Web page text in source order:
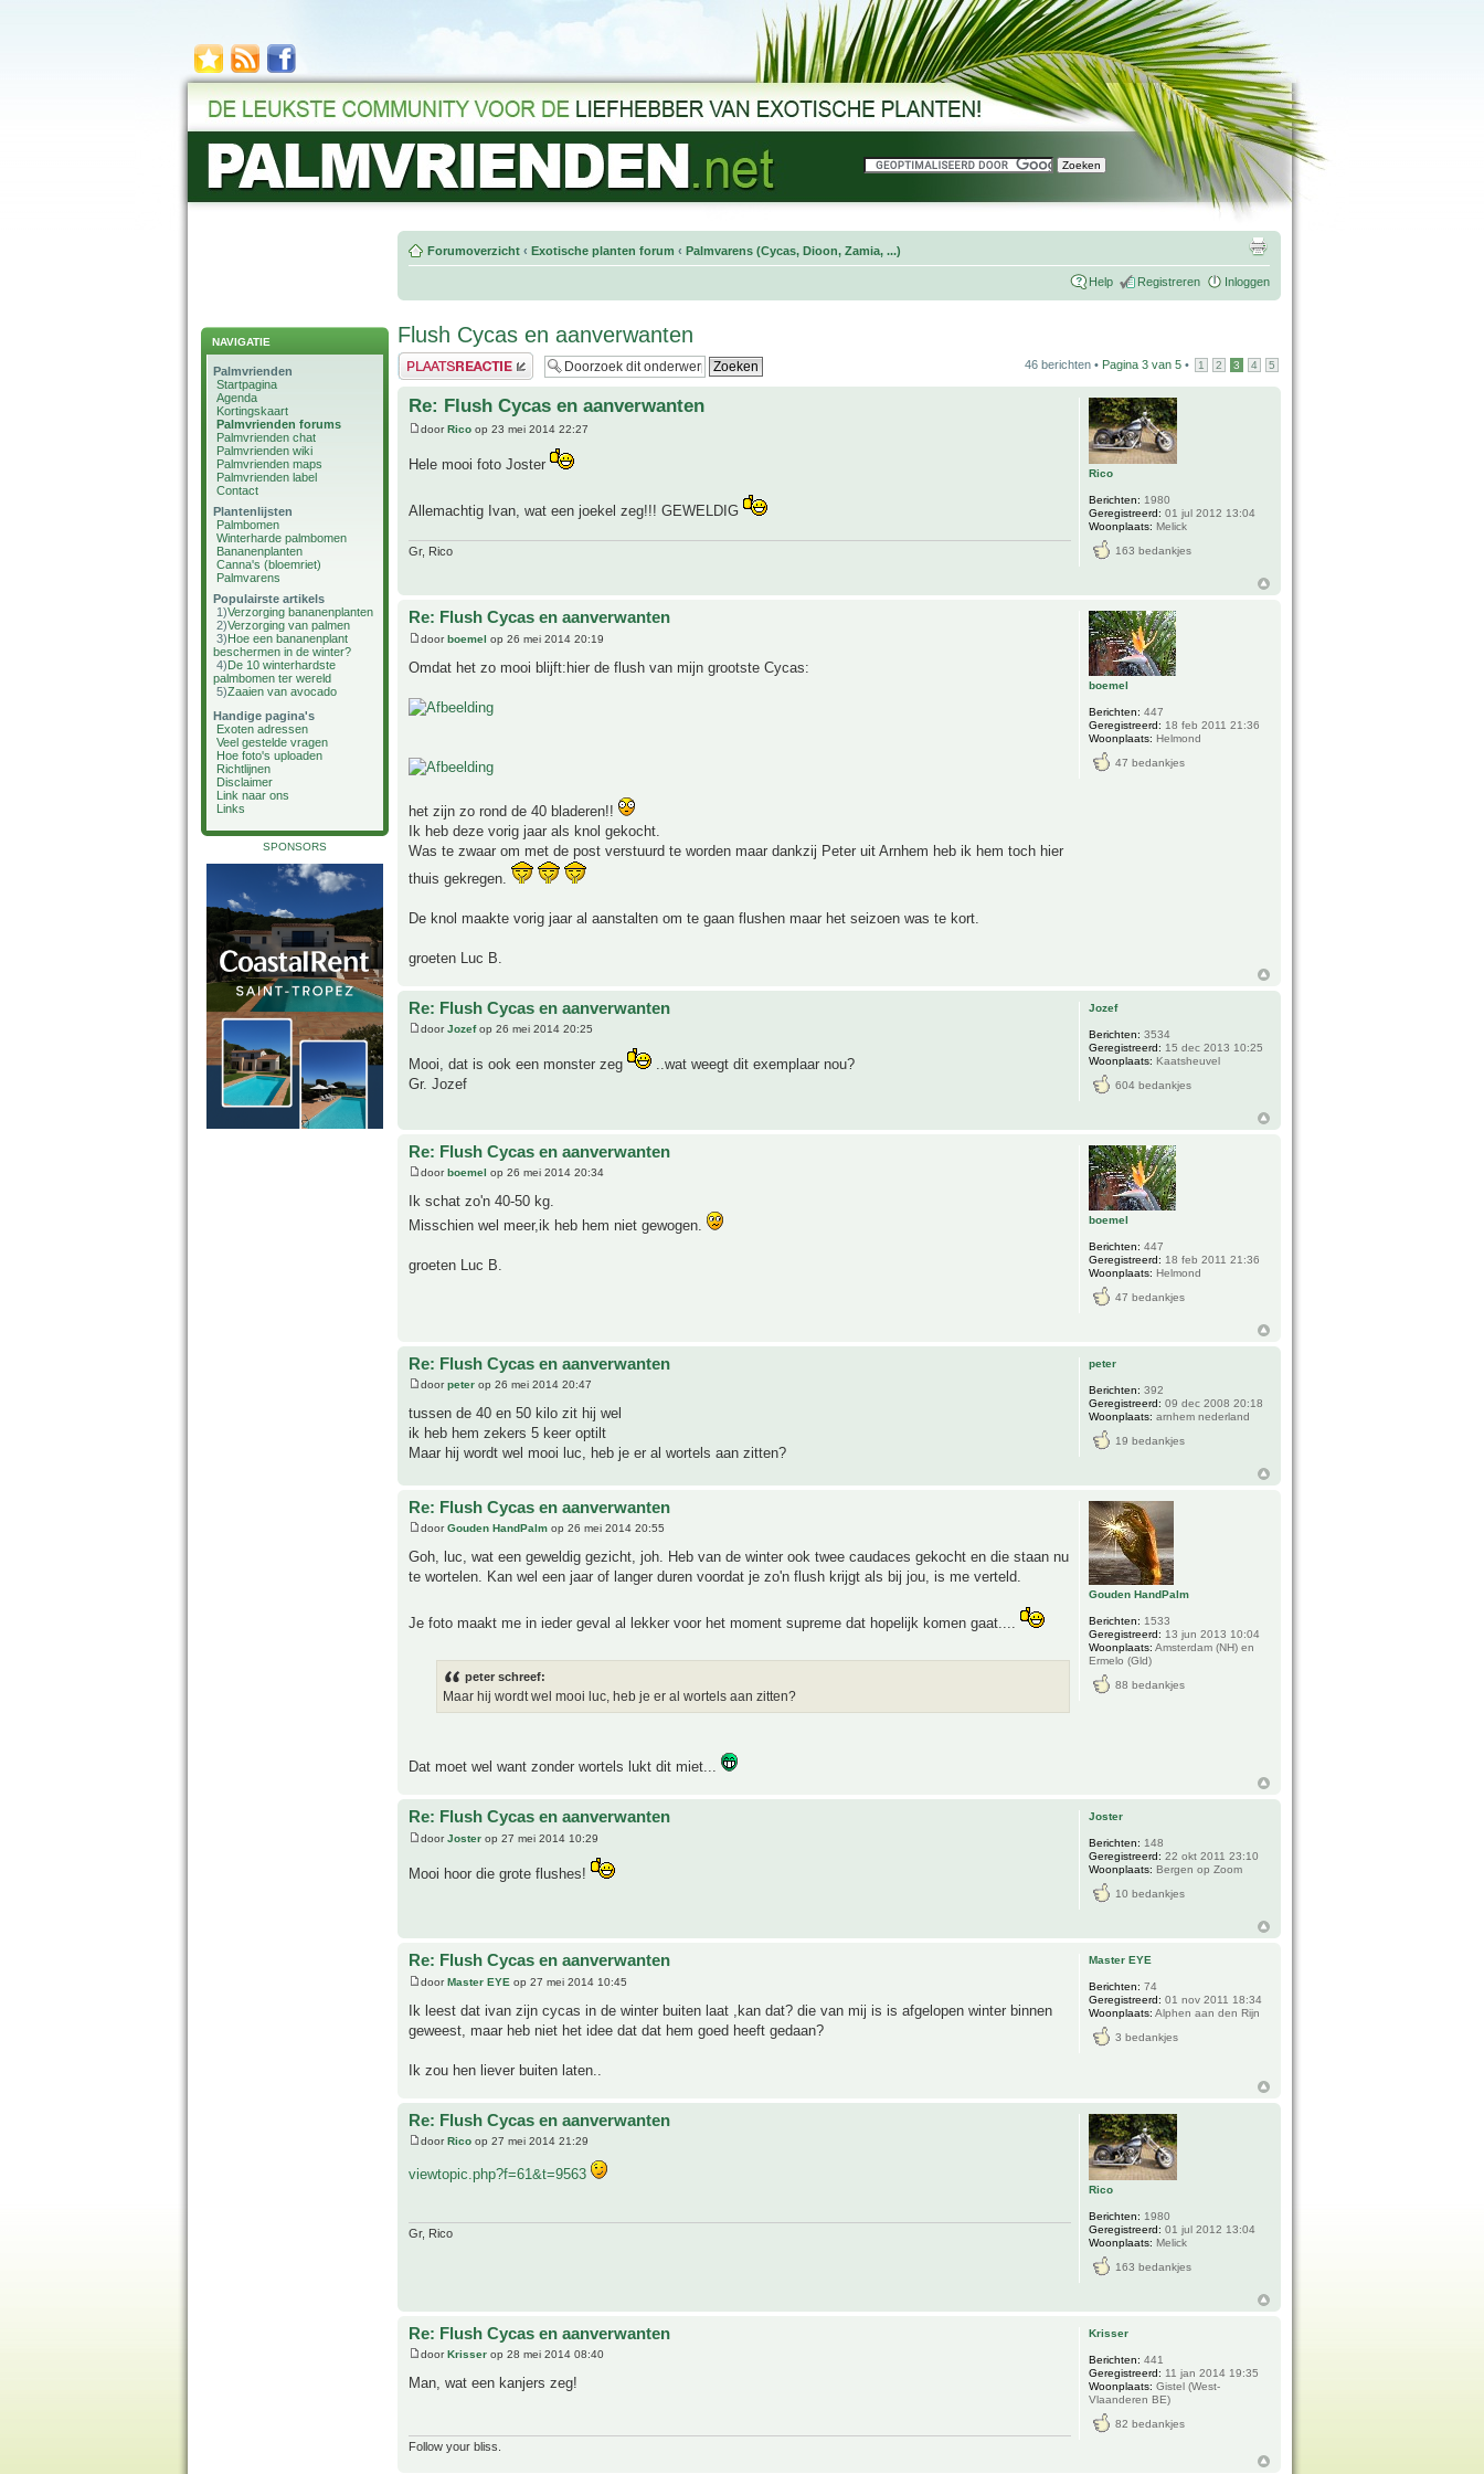
NAVIGATIE
Palmvrienden
Startpagina
Agenda
Kortingskaart
Palmvrienden forums
Palmvrienden chat
Palmvrienden wiki
Palmvrienden maps
Palmvrienden label
Contact
Plantenlijsten
Palmbomen
Winterharde palmbomen
Bananenplanten
Canna's (bloemriet)
Palmvarens
Populairste artikels
1)Verzorging bananenplanten
2)Verzorging van palmen
3)Hoe een bananenplant
beschermen in de winter?
4)De 10 winterhardste
palmbomen ter wereld
5)Zaaien van avocado
Handige pagina's
Exoten adressen
Veel gestelde vragen
Hoe foto's uploaden
Richtlijnen
Disclaimer
Link naar ons
Links
SPONSORS
Forumoverzicht ‹ Exotische planten forum ‹ Palmvarens (Cycas, Dioon, Zamia, ...)
Help Registreren Inloggen
Flush Cycas en aanverwanten
Plaats een reactie 46 berichten • Pagina 3 van 5 • 1 2 3 4 5
Re: Flush Cycas en aanverwanten
doorRico op 23 mei 2014 22:27
Hele mooi foto Joster
Allemachtig Ivan, wat een joekel zeg!!! GEWELDIG
Gr, Rico
Rico
Berichten: 1980
Geregistreerd: 01 jul 2012 13:04
Woonplaats: Melick
163 bedankjes
Re: Flush Cycas en aanverwanten
doorboemel op 26 mei 2014 20:19
Omdat het zo mooi blijft:hier de flush van mijn grootste Cycas:
het zijn zo rond de 40 bladeren!!
Ik heb deze vorig jaar als knol gekocht.
Was te zwaar om met de post verstuurd te worden maar dankzij Peter uit Arnhem heb ik hem toch hier
thuis gekregen.
De knol maakte vorig jaar al aanstalten om te gaan flushen maar het seizoen was te kort.
groeten Luc B.
boemel
Berichten: 447
Geregistreerd: 18 feb 2011 21:36
Woonplaats: Helmond
47 bedankjes
Re: Flush Cycas en aanverwanten
doorJozefop 26 mei 2014 20:25
Mooi, dat is ook een monster zeg
..wat weegt dit exemplaar nou?
Gr. Jozef
Jozef
Berichten: 3534
Geregistreerd: 15 dec 2013 10:25
Woonplaats: Kaatsheuvel
604 bedankjes
Re: Flush Cycas en aanverwanten
doorboemel op 26 mei 2014 20:34
Ik schat zo'n 40-50 kg.
Misschien wel meer,ik heb hem niet gewogen.
groeten Luc B.
boemel
Berichten: 447
Geregistreerd: 18 feb 2011 21:36
Woonplaats: Helmond
47 bedankjes
Re: Flush Cycas en aanverwanten
doorpeter op 26 mei 2014 20:47
tussen de 40 en 50 kilo zit hij wel
ik heb hem zekers 5 keer optilt
Maar hij wordt wel mooi luc, heb je er al wortels aan zitten?
peter
Berichten: 392
Geregistreerd: 09 dec 2008 20:18
Woonplaats: arnhem nederland
19 bedankjes
Re: Flush Cycas en aanverwanten
doorGouden HandPalm op 26 mei 2014 20:55
Goh, luc, wat een geweldig gezicht, joh. Heb van de winter ook twee caudaces gekocht en die staan nu
te wortelen. Kan wel een jaar of langer duren voordat je zo'n flush krijgt als bij jou, is me verteld.
Je foto maakt me in ieder geval al lekker voor het moment supreme dat hopelijk komen gaat....
peter schreef:
Maar hij wordt wel mooi luc, heb je er al wortels aan zitten?
Dat moet wel want zonder wortels lukt dit miet...
Gouden HandPalm
Berichten: 1533
Geregistreerd: 13 jun 2013 10:04
Woonplaats: Amsterdam (NH) en
Ermelo (Gld)
88 bedankjes
Re: Flush Cycas en aanverwanten
doorJoster op 27 mei 2014 10:29
Mooi hoor die grote flushes!
Joster
Berichten: 148
Geregistreerd: 22 okt 2011 23:10
Woonplaats: Bergen op Zoom
10 bedankjes
Re: Flush Cycas en aanverwanten
doorMaster EYE op 27 mei 2014 10:45
Ik leest dat ivan zijn cycas in de winter buiten laat ,kan dat? die van mij is is afgelopen winter binnen
geweest, maar heb niet het idee dat dat hem goed heeft gedaan?
Ik zou hen liever buiten laten..
Master EYE
Berichten: 74
Geregistreerd: 01 nov 2011 18:34
Woonplaats: Alphen aan den Rijn
3 bedankjes
Re: Flush Cycas en aanverwanten
doorRico op 27 mei 2014 21:29
viewtopic.php?f=61&t=9563
Gr, Rico
Rico
Berichten: 1980
Geregistreerd: 01 jul 2012 13:04
Woonplaats: Melick
163 bedankjes
Re: Flush Cycas en aanverwanten
doorKrisser op 28 mei 2014 08:40
Man, wat een kanjers zeg!
Follow your bliss.
Krisser
Berichten: 441
Geregistreerd: 11 jan 2014 19:35
Woonplaats: Gistel (West-
Vlaanderen BE)
82 bedankjes